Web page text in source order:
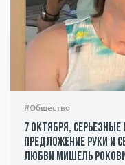
#Общество
7 октября,
предложение руки и
любви Мишель